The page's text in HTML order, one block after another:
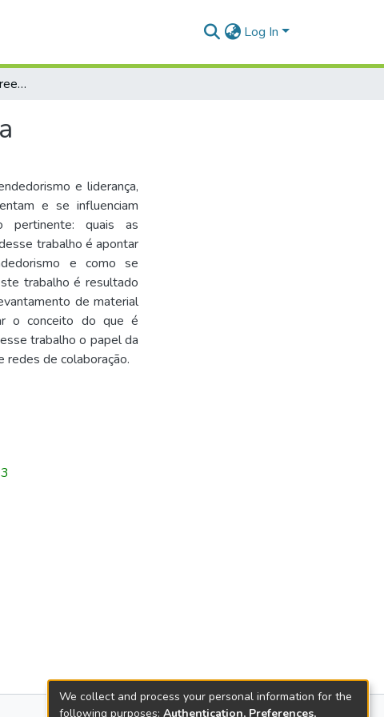
Log In
A interseção entre empreendedorismo e liderança
e liderança,
e se influenciam
pertinente: quais as
trabalho é apontar
e como se
trabalho é resultado
de material
o conceito do que é
trabalho o papel da
redes de colaboração.
We collect and process your personal information for the
following purposes: Authentication, Preferences,